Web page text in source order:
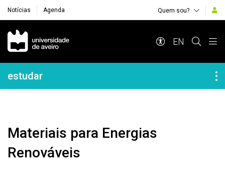
Notícias Agenda Quem sou?
Navegação Principal
EN
Navegação Lateral
estudar
Materiais para Energias
Renováveis